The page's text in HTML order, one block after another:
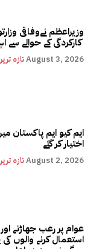
وزیراعظم نےوفاقی
کارکردگی کے حوالے سے اہم فیصلہ کر لیا
تازہAugust 3, 2026
ایم کیو ایم پاکستان
اختیار کر گئے
تازہAugust 2, 2026
عوام پر رعب جھاڑنے اور
استعمال کرنے والوں